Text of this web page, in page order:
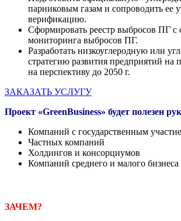
парниковым газам и сопроводить ее
верификацию.
Сформировать реестр выбросов ПГ с
мониторинга выбросов ПГ.
Разработать низкоуглеродную или
стратегию развития предприятий на
на перспективу до 2050 г.
ЗАКАЗАТЬ УСЛУГУ
Проект «GreenBusiness» будет полезен
Компаний с государственным
Частных компаний
Холдингов и консорциумов
Компаний среднего и малого бизнеса
ЗАЧЕМ?